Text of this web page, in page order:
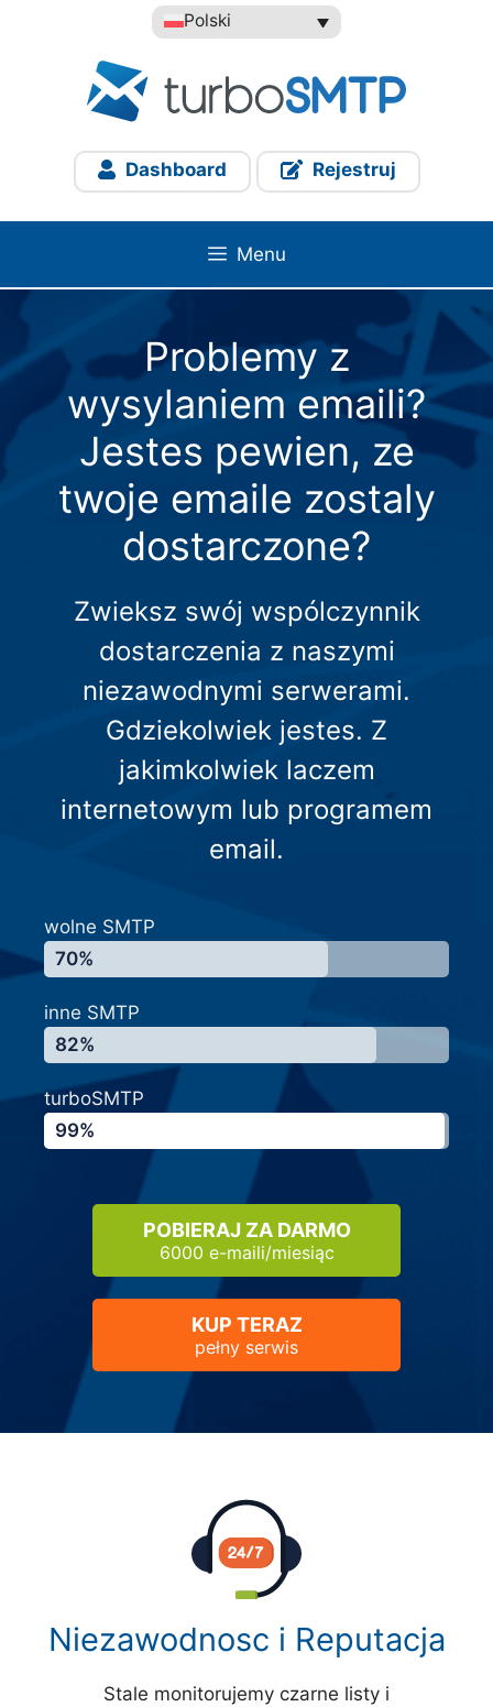
Polski
Dashboard Rejestruj
Menu
Problemy z
wysylaniem emaili?
Jestes pewien, ze
twoje emaile zostaly
dostarczone?
Zwieksz swój wspólczynnik
dostarczenia z naszymi
niezawodnymi serwerami.
Gdziekolwiek jestes. Z
jakimkolwiek laczem
internetowym lub programem
email.
wolne SMTP
70%
inne SMTP
82%
turboSMTP
99%
POBIERAJ ZA DARMO
6000 e-maili/miesiąc
KUP TERAZ
pełny serwis
Niezawodnosc i Reputacja
Stale monitorujemy czarne listy i